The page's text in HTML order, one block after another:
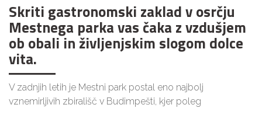
Skriti gastronomski zaklad v osrčju
Mestnega parka vas čaka z vzdušjem
ob obali in življenjskim slogom dolce
vita.
V zadnjih letih je Mestni park postal eno najbolj
vznemirljivih zbirališč v Budimpešti, kjer poleg